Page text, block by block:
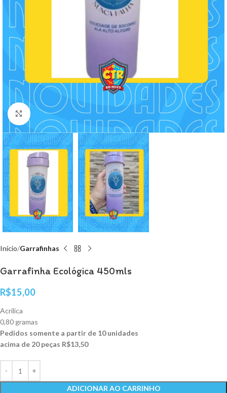
Clique para ampliar
Início Garrafinhas
Garrafinha Ecológica 450mls
R$15,00
Acrílica
0,80 gramas
Pedidos somente a partir de 10 unidades
acima de 20 peças R$13,50
ADICIONAR AO CARRINHO